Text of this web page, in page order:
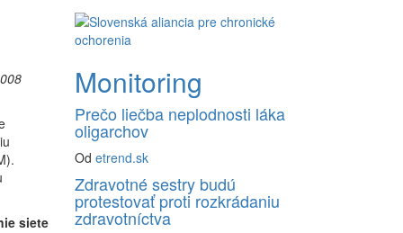
siete
Monitoring
Prečo liečba neplodnosti láka
oligarchov
Odetrend.sk
Zdravotné sestry budú
protestovať proti rozkrádaniu
zdravotníctva